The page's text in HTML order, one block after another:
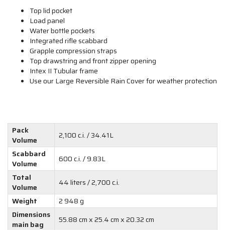
Top lid pocket
Load panel
Water bottle pockets
Integrated rifle scabbard
Grapple compression straps
Top drawstring and front zipper opening
Intex II Tubular frame
Use our Large Reversible Rain Cover for weather protection
Pack
Volume
2,100 c.i. / 34.41L
Scabbard
Volume
600 c.i. / 9.83L
Total
Volume
44 liters / 2,700 c.i.
Weight
2 948 g
Dimensions
main bag
55.88 cm x 25.4 cm x 20.32 cm